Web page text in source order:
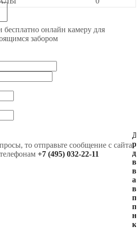
онлайн камеру для
забором
то отправьте сообщение с сайта
+7 (495) 032-22-11
в
на